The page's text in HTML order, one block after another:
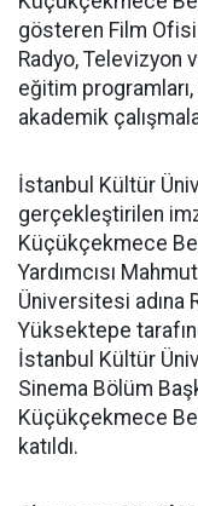
gösteren Film
Radyo, Televizyon
eğitim
akademik
İstanbul Kültür
gerçekleştirilen
Küçükçekmece
Yardımcısı
Üniversitesi adına
Yüksektepe
İstanbul Kültür
Sinema Bölüm
Küçükçekmece
katıldı.